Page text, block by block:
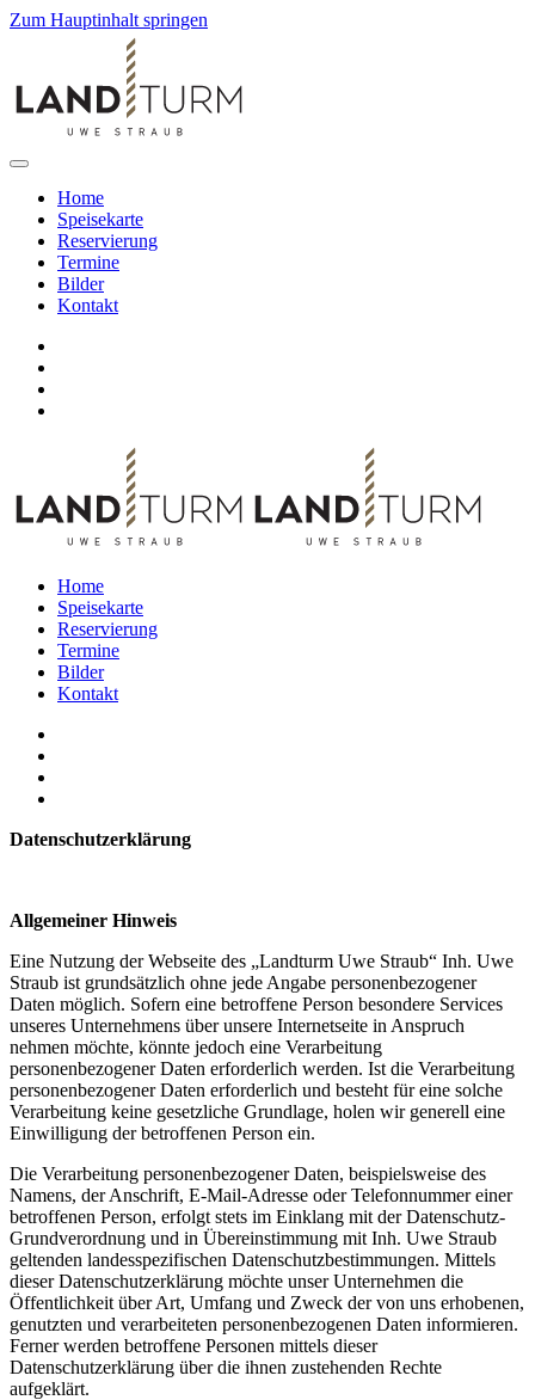
Zum Hauptinhalt springen
Home
Speisekarte
Reservierung
Termine
Bilder
Kontakt
Home
Speisekarte
Reservierung
Termine
Bilder
Kontakt
Datenschutzerklärung
Allgemeiner Hinweis
Eine Nutzung der Webseite des „Landturm Uwe Straub“ Inh. Uwe
Straub ist grundsätzlich ohne jede Angabe personenbezogener
Daten möglich. Sofern eine betroffene Person besondere Services
unseres Unternehmens über unsere Internetseite in Anspruch
nehmen möchte, könnte jedoch eine Verarbeitung
personenbezogener Daten erforderlich werden. Ist die Verarbeitung
personenbezogener Daten erforderlich und besteht für eine solche
Verarbeitung keine gesetzliche Grundlage, holen wir generell eine
Einwilligung der betroffenen Person ein.
Die Verarbeitung personenbezogener Daten, beispielsweise des
Namens, der Anschrift, E-Mail-Adresse oder Telefonnummer einer
betroffenen Person, erfolgt stets im Einklang mit der Datenschutz-
Grundverordnung und in Übereinstimmung mit Inh. Uwe Straub
geltenden landesspezifischen Datenschutzbestimmungen. Mittels
dieser Datenschutzerklärung möchte unser Unternehmen die
Öffentlichkeit über Art, Umfang und Zweck der von uns erhobenen,
genutzten und verarbeiteten personenbezogenen Daten informieren.
Ferner werden betroffene Personen mittels dieser
Datenschutzerklärung über die ihnen zustehenden Rechte
aufgeklärt.